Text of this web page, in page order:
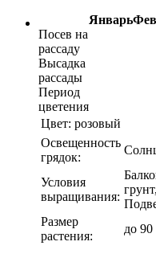
Январь
Посев на
рассаду
Высадка
рассады
Период
цветения
Цвет: розовый
Освещенность
грядок:
Условия
выращивания:
Размер
растения:
до 90